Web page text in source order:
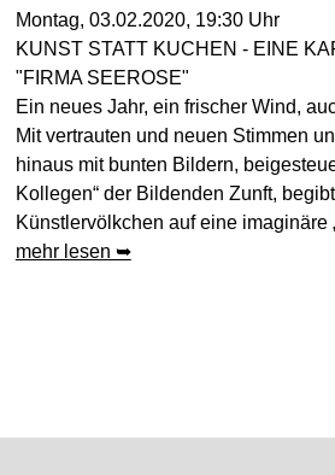
Montag, 03.02.2020, 19:30 Uhr
KUNST STATT KUCHEN - EINE
"FIRMA SEEROSE"
Ein neues Jahr, ein frischer Wind,
Mit vertrauten und neuen Stimmen
hinaus mit bunten Bildern,
Kollegen“ der Bildenden Zunft,
Künstlervölkchen auf eine imaginäre
mehr lesen ➥